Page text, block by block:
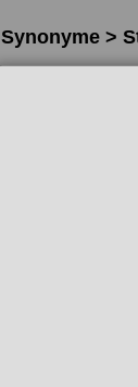
Synonyme >